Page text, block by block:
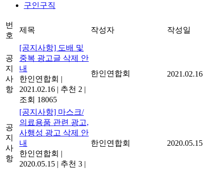
구인구직
번
호
제목 작성자 작성일
공
지
사
항
[공지사항] 도배 및
중복 광고글 삭제 안
내
한인연합회 |
2021.02.16 | 추천 2 |
조회 18065
한인연합회 2021.02.16
공
지
사
항
[공지사항] 마스크/
의료용품 관련 광고,
사행성 광고 삭제 안
내
한인연합회 |
2020.05.15 | 추천 3 |
한인연합회 2020.05.15